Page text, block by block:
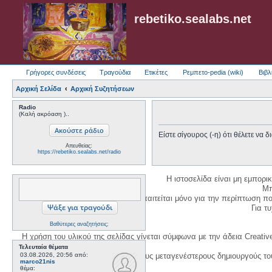
rebetiko.sealabs.net
Γρήγορες συνδέσεις Τραγούδια Ετικέτες Ρεμπετο-pedia (wiki)
Αρχική Σελίδα Αρχική Συζητήσεων
Radio
(Καλή ακρόαση )..
Απευθείας:
https://rebetiko.sealabs.net/radio
Βαθύτερες αναζητήσεις;
Τελευταία θέματα
03.08.2026, 20:56 από:
marco21nis
θέμα:
Είστε σίγουρος (-η) ότι θέλετε
Η ιστοσελίδα είναι μη
Η δημιουργία λογαριασμού απαιτείται μόνο για την περίπτωση
Για
Η χρήση του υλικού της σελίδας γίνεται σύμφωνα με την άδεια
1. Να αναφέρετε τον αρχικό και τους μεταγενέστερους δημιουργούς